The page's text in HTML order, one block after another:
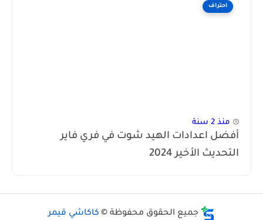
اعدادات الهيد شوت في فري فاير
الأخير 2024
جميع الحقوق محفوظة ©كاكاشي قيمر